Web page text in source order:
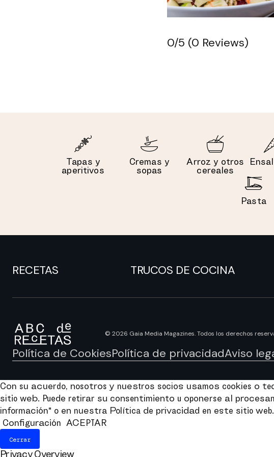
0/5 (0 Reviews)
Tapas y
aperitivos
Cremas y
sopas
Arroz y otros
cereales
Pasta
RECETAS TRUCOS DE COCINA
© 2026 Gaia Media Magazines. Todos los derechos
Política de CookiesPolítica de privacidadAviso
Con su acuerdo, nosotros y nuestros socios usamos cookies o
sitio web. Puede retirar su consentimiento u oponerse al
información" o en nuestra Política de privacidad en este sitio web.
Configuración
ACEPTAR
Cerrar
Privacy Overview